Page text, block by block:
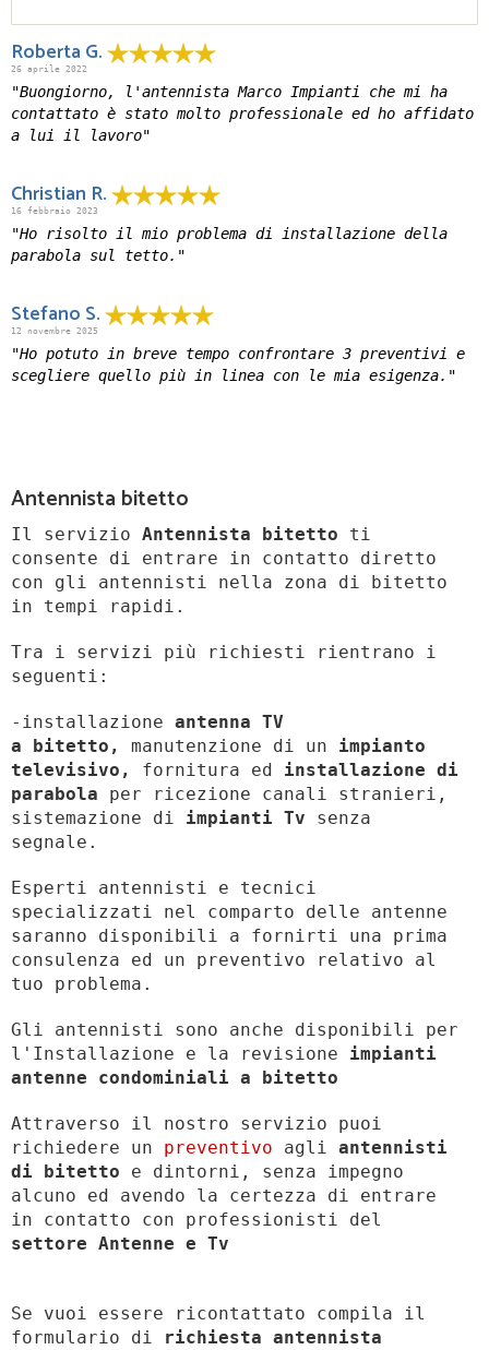
Roberta G.
26 aprile 2022
"Buongiorno, l'antennista Marco Impianti che mi ha
contattato è stato molto professionale ed ho affidato
a lui il lavoro"
Christian R.
16 febbraio 2023
"Ho risolto il mio problema di installazione della
parabola sul tetto."
Stefano S.
12 novembre 2025
"Ho potuto in breve tempo confrontare 3 preventivi e
scegliere quello più in linea con le mia esigenza."
Antennista bitetto
Il servizio Antennista bitetto ti
consente di entrare in contatto diretto
con gli antennisti nella zona di bitetto
in tempi rapidi.
Tra i servizi più richiesti rientrano i
seguenti:
-installazione antenna TV
a bitetto, manutenzione di un impianto
televisivo, fornitura ed installazione di
parabola per ricezione canali stranieri,
sistemazione di impianti Tv senza
segnale.
Esperti antennisti e tecnici
specializzati nel comparto delle antenne
saranno disponibili a fornirti una prima
consulenza ed un preventivo relativo al
tuo problema.
Gli antennisti sono anche disponibili per
l'Installazione e la revisione impianti
antenne condominiali a bitetto
Attraverso il nostro servizio puoi
richiedere un preventivo agli antennisti
di bitetto e dintorni, senza impegno
alcuno ed avendo la certezza di entrare
in contatto con professionisti del
settore Antenne e Tv
Se vuoi essere ricontattato compila il
formulario di
richiesta antennista